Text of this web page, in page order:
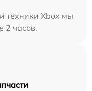
техники Xbox мы
2 часов.